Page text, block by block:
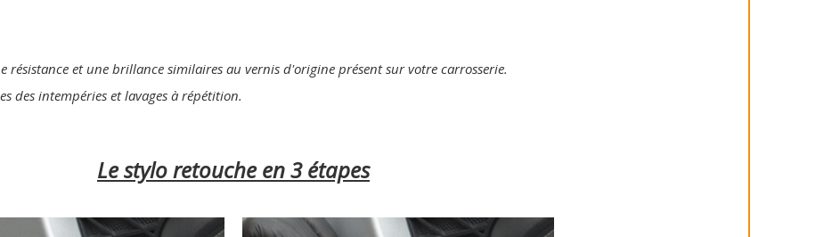
résistance et une brillance similaires au vernis d'origine présent sur votre carrosserie.
des intempéries et lavages à répétition.
Le stylo retouche en 3 étapes